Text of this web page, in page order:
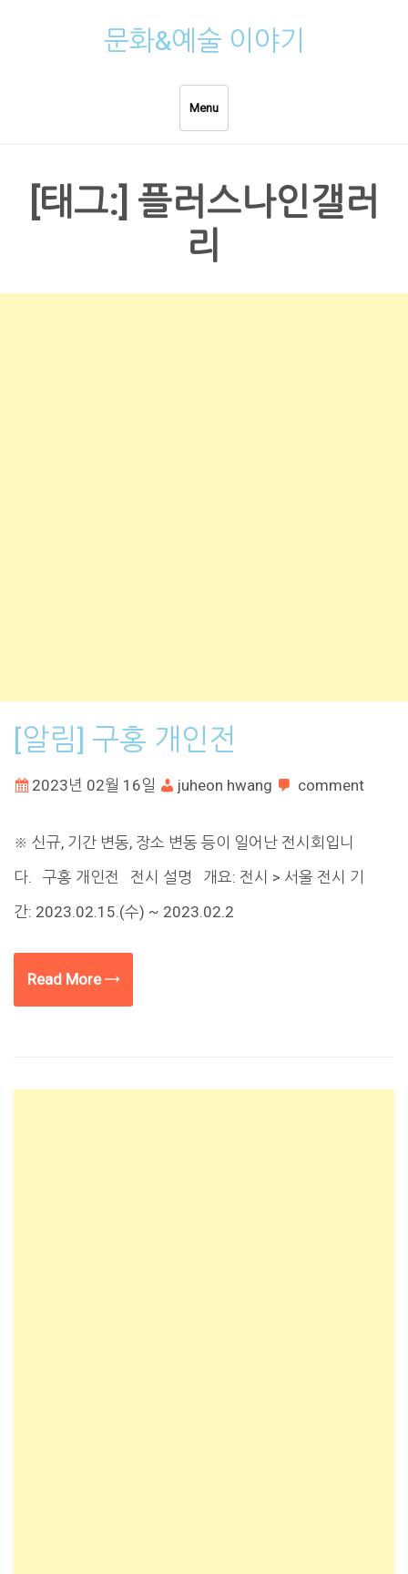
문화&예술 이야기
Menu
[태그:] 플러스나인갤러
리
[알림] 구홍 개인전
2023년 02월 16일 juheon hwang comment
※ 신규, 기간 변동, 장소 변동 등이 일어난 전시회입니
다. 구홍 개인전 전시 설명 개요: 전시 > 서울 전시 기
간: 2023.02.15.(수) ~ 2023.02.2
Read More →